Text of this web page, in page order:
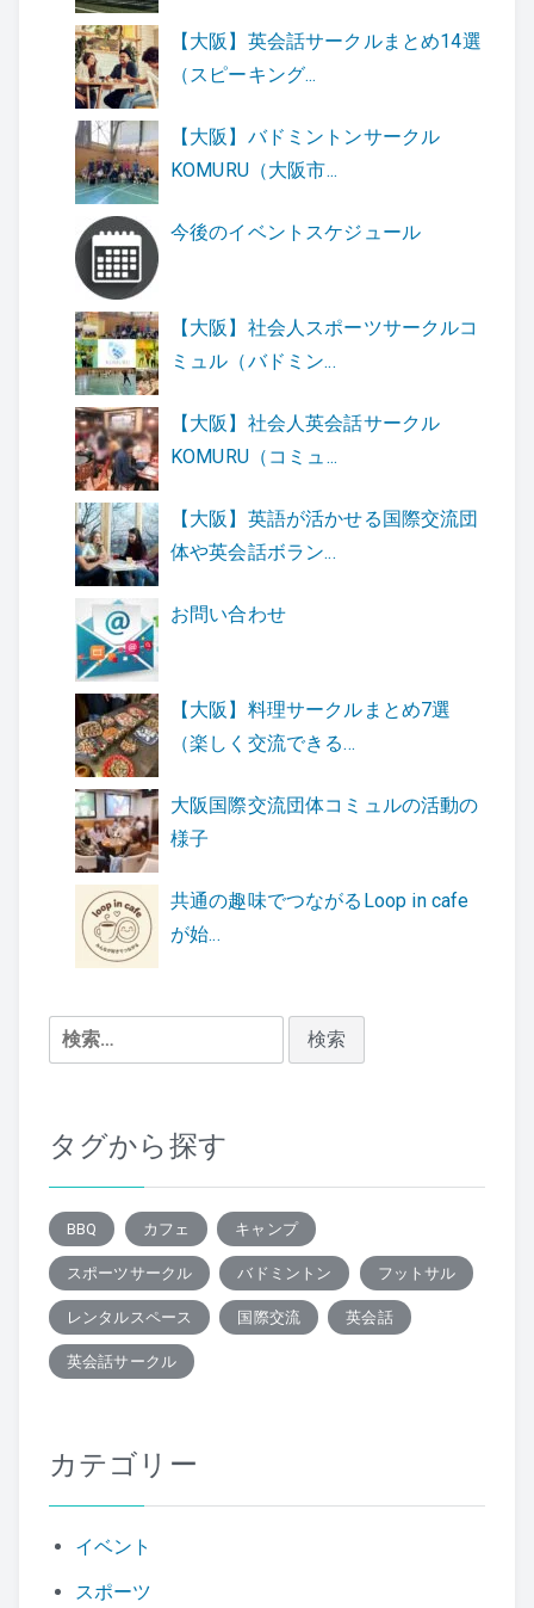
【大阪】英会話サークルまとめ14選
（スピーキング...
【大阪】バドミントンサークル
KOMURU（大阪市...
今後のイベントスケジュール
【大阪】社会人スポーツサークルコ
ミュル（バドミン...
【大阪】社会人英会話サークル
KOMURU（コミュ...
【大阪】英語が活かせる国際交流団
体や英会話ボラン...
お問い合わせ
【大阪】料理サークルまとめ7選
（楽しく交流できる...
大阪国際交流団体コミュルの活動の
様子
共通の趣味でつながるLoop in cafe
が始...
検
索:
タグから探す
BBQ カフェ キャンプ
スポーツサークル バドミントン フットサル
レンタルスペース 国際交流 英会話
英会話サークル
カテゴリー
イベント
スポーツ